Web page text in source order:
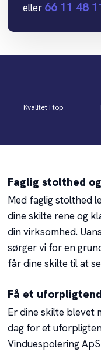
eller 66 11 48
Kvalitet i top
Faglig stolthed
Med faglig stolthed
dine skilte rene og
din virksomhed.
sørger vi for en
får dine skilte til at
Få et
Er dine skilte blevet
dag for et
Vinduespolering